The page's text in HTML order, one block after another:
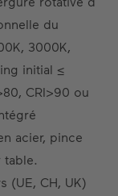
du
3000K,
initial ≤
CRI>90 ou
acier, pince
(UE, CH, UK)